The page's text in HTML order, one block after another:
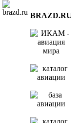
BRAZD.RU